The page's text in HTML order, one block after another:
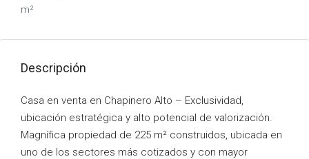
m²
Descripción
Casa en venta en Chapinero Alto – Exclusividad,
ubicación estratégica y alto potencial de valorización.
Magnífica propiedad de 225 m² construidos, ubicada en
uno de los sectores más cotizados y con mayor